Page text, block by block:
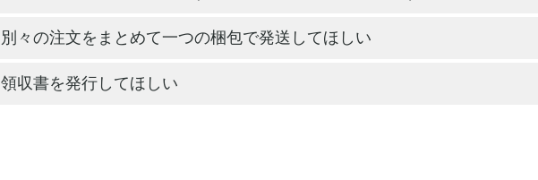
別々の注文をまとめて一つの梱包で発送してほしい
領収書を発行してほしい